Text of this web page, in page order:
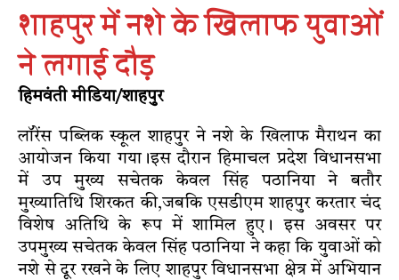
शाहपुर में नशे के खिलाफ युवाओं
ने लगाई दौड़
हिमवंती मीडिया/शाहपुर
लॉरेंस पब्लिक स्कूल शाहपुर ने नशे के खिलाफ मैराथन का
आयोजन किया गया।इस दौरान हिमाचल प्रदेश विधानसभा
में उप मुख्य सचेतक केवल सिंह पठानिया ने बतौर
मुख्यातिथि शिरकत की,जबकि एसडीएम शाहपुर करतार चंद
विशेष अतिथि के रूप में शामिल हुए। इस अवसर पर
उपमुख्य सचेतक केवल सिंह पठानिया ने कहा कि युवाओं को
नशे से दूर रखने के लिए शाहपुर विधानसभा क्षेत्र में अभियान